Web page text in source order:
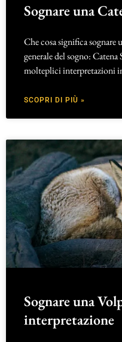
Sognare una
Che cosa significa sognare
generale del sogno: Catena
molteplici interpretazioni
SCOPRI DI PIÙ »
Sognare una
interpretazione